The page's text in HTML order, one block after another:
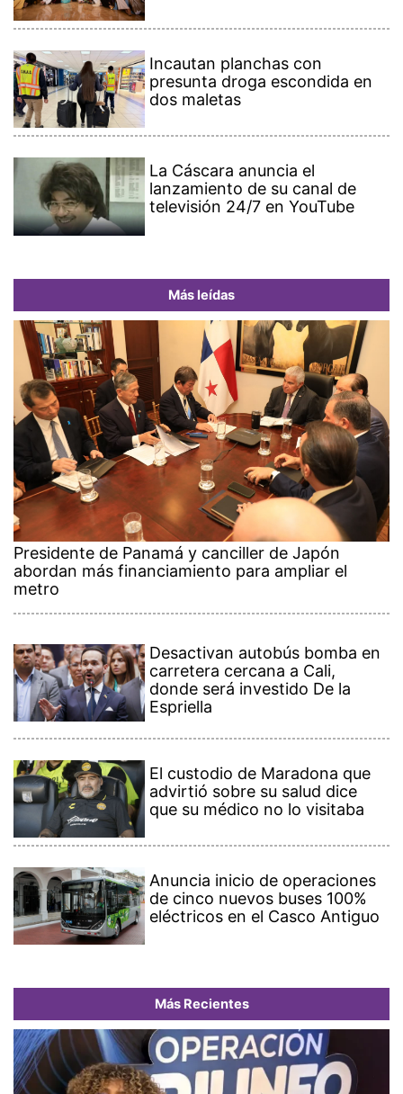
Incautan planchas con
presunta droga escondida en
dos maletas
La Cáscara anuncia el
lanzamiento de su canal de
televisión 24/7 en YouTube
Más leídas
Presidente de Panamá y canciller de Japón
abordan más financiamiento para ampliar el
metro
Desactivan autobús bomba en
carretera cercana a Cali,
donde será investido De la
Espriella
El custodio de Maradona que
advirtió sobre su salud dice
que su médico no lo visitaba
Anuncia inicio de operaciones
de cinco nuevos buses 100%
eléctricos en el Casco Antiguo
Más Recientes